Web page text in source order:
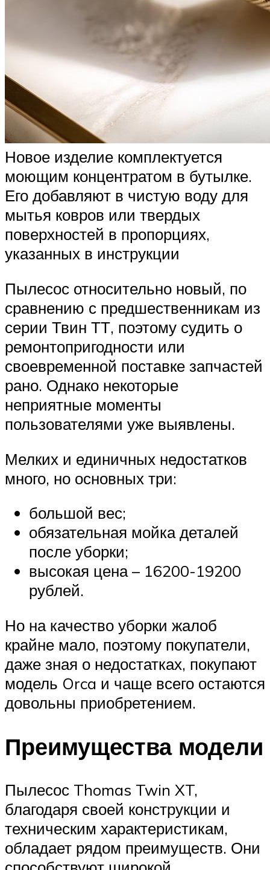
Новое изделие комплектуется
моющим концентратом в бутылке.
Его добавляют в чистую воду для
мытья ковров или твердых
поверхностей в пропорциях,
указанных в инструкции
Пылесос относительно новый, по
сравнению с предшественникам из
серии Твин ТТ, поэтому судить о
ремонтопригодности или
своевременной поставке запчастей
рано. Однако некоторые
неприятные моменты
пользователями уже выявлены.
Мелких и единичных недостатков
много, но основных три:
большой вес;
обязательная мойка деталей
после уборки;
высокая цена – 16200-19200
рублей.
Но на качество уборки жалоб
крайне мало, поэтому покупатели,
даже зная о недостатках, покупают
модель Orca и чаще всего остаются
довольны приобретением.
Преимущества модели
Пылесос Thomas Twin XT,
благодаря своей конструкции и
техническим характеристикам,
обладает рядом преимуществ. Они